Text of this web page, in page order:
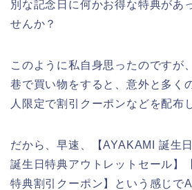
別な記念日に何かお得な特典があ
せんか？
このように私自身思ったのですが
巷で買い物をすると、意外と多く
人限定で割引クーポンなどを配布
だから、早速、【AYAKAMI 誕生
誕生日特典アウトレットセール】
特典割引クーポン】という感じで